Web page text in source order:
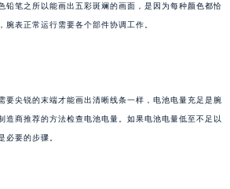
铅笔之所以能画出五彩斑斓的画面，是因为每种颜色都恰
腕表正常运行需要各个部件协调工作。
要尖锐的末端才能画出清晰线条一样，电池电量充足是腕
造商推荐的方法检查电池电量。如果电池电量低至不足以
必要的步骤。